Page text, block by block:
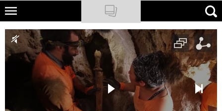
Skip
main
content
NATIONAL GEOGRAPHIC
TRAVELER
PODCASTY